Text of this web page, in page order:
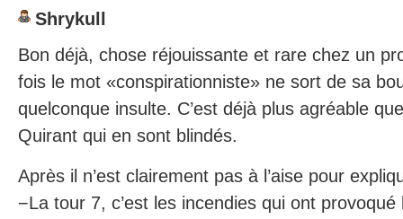
Shrykull
Bon déjà, chose réjouissante et rare chez un
fois le mot «conspirationniste» ne sort de sa
quelconque insulte. C’est déjà plus agréable
Quirant qui en sont blindés.
Après il n’est clairement pas à l’aise pour
−La tour 7, c’est les incendies qui ont